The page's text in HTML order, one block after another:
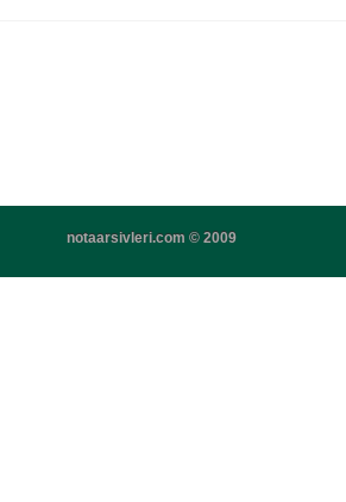
notaarsivleri.com © 2009